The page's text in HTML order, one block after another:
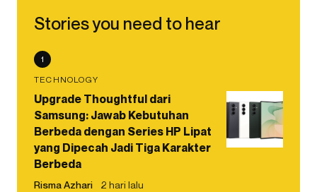
Stories you need to hear
1
TECHNOLOGY
Upgrade Thoughtful dari
Samsung: Jawab Kebutuhan
Berbeda dengan Series HP Lipat
yang Dipecah Jadi Tiga Karakter
Berbeda
Risma Azhari 2 hari lalu